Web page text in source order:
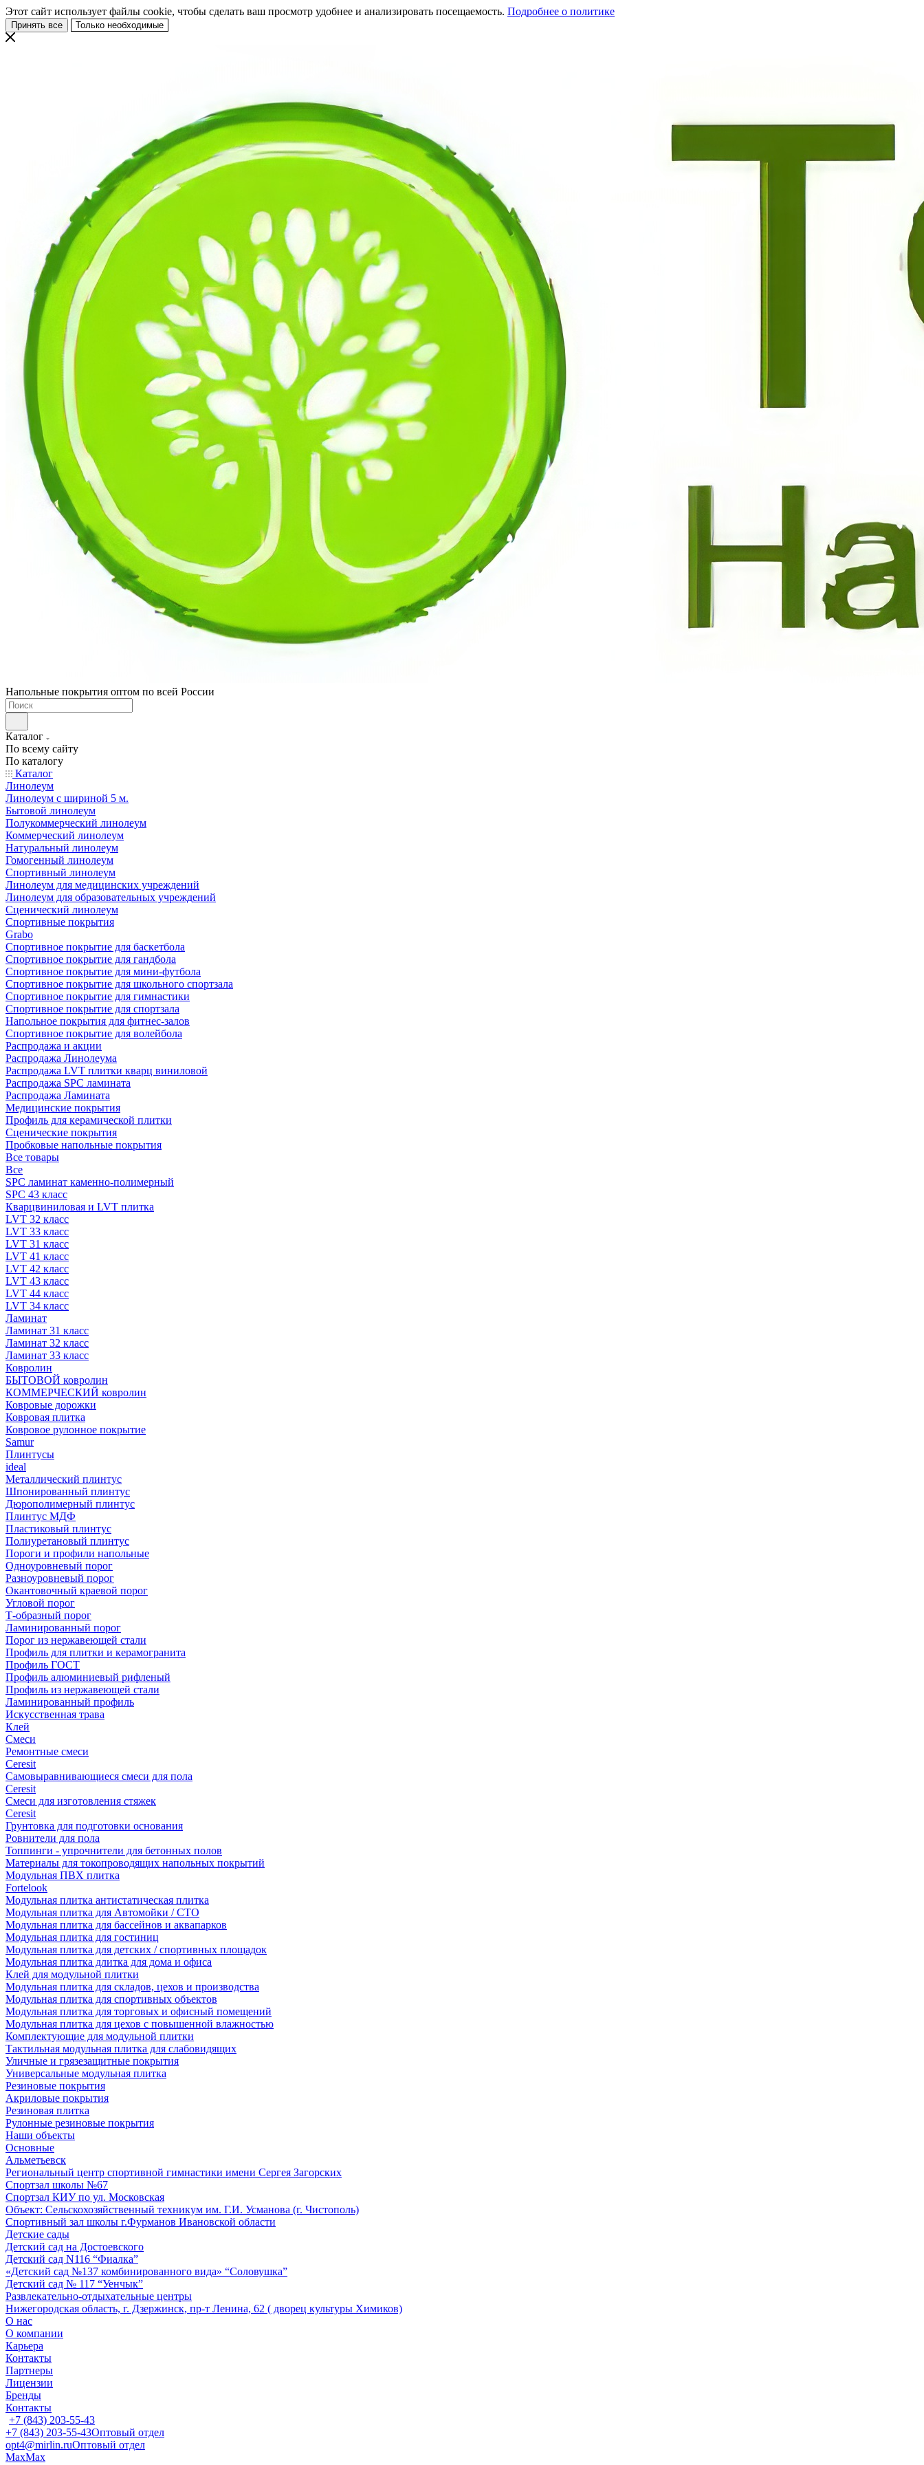
Этот сайт использует файлы cookie, чтобы сделать ваш просмотр удобнее и анализировать посещаемость. Подробнее о политике
Принять все Только необходимые
Напольные покрытия оптом по всей России
Каталог
По всему сайту
По каталогу
Каталог
Линолеум
Линолеум с шириной 5 м.
Бытовой линолеум
Полукоммерческий линолеум
Коммерческий линолеум
Натуральный линолеум
Гомогенный линолеум
Спортивный линолеум
Линолеум для медицинских учреждений
Линолеум для образовательных учреждений
Сценический линолеум
Спортивные покрытия
Grabo
Спортивное покрытие для баскетбола
Спортивное покрытие для гандбола
Спортивное покрытие для мини-футбола
Спортивное покрытие для школьного спортзала
Спортивное покрытие для гимнастики
Спортивное покрытие для спортзала
Напольное покрытия для фитнес-залов
Спортивное покрытие для волейбола
Распродажа и акции
Распродажа Линолеума
Распродажа LVT плитки кварц виниловой
Распродажа SPC ламината
Распродажа Ламината
Медицинские покрытия
Профиль для керамической плитки
Сценические покрытия
Пробковые напольные покрытия
Все товары
Все
SPC ламинат каменно-полимерный
SPC 43 класс
Кварцвиниловая и LVT плитка
LVT 32 класс
LVT 33 класс
LVT 31 класс
LVT 41 класс
LVT 42 класс
LVT 43 класс
LVT 44 класс
LVT 34 класс
Ламинат
Ламинат 31 класс
Ламинат 32 класс
Ламинат 33 класс
Ковролин
БЫТОВОЙ ковролин
КОММЕРЧЕСКИЙ ковролин
Ковровые дорожки
Ковровая плитка
Ковровое рулонное покрытие
Samur
Плинтусы
ideal
Металлический плинтус
Шпонированный плинтус
Дюрополимерный плинтус
Плинтус МДФ
Пластиковый плинтус
Полиуретановый плинтус
Пороги и профили напольные
Одноуровневый порог
Разноуровневый порог
Окантовочный краевой порог
Угловой порог
Т-образный порог
Ламинированный порог
Порог из нержавеющей стали
Профиль для плитки и керамогранита
Профиль ГОСТ
Профиль алюминиевый рифленый
Профиль из нержавеющей стали
Ламинированный профиль
Искусственная трава
Клей
Смеси
Ремонтные смеси
Ceresit
Самовыравнивающиеся смеси для пола
Ceresit
Смеси для изготовления стяжек
Ceresit
Грунтовка для подготовки основания
Ровнители для пола
Топпинги - упрочнители для бетонных полов
Материалы для токопроводящих напольных покрытий
Модульная ПВХ плитка
Fortelook
Модульная плитка антистатическая плитка
Модульная плитка для Автомойки / СТО
Модульная плитка для бассейнов и аквапарков
Модульная плитка для гостиниц
Модульная плитка для детских / спортивных площадок
Модульная плитка длитка для дома и офиса
Клей для модульной плитки
Модульная плитка для складов, цехов и производства
Модульная плитка для спортивных объектов
Модульная плитка для торговых и офисный помещений
Модульная плитка для цехов с повышенной влажностью
Комплектующие для модульной плитки
Тактильная модульная плитка для слабовидящих
Уличные и грязезащитные покрытия
Универсальные модульная плитка
Резиновые покрытия
Акриловые покрытия
Резиновая плитка
Рулонные резиновые покрытия
Наши объекты
Основные
Альметьевск
Региональный центр спортивной гимнастики имени Сергея Загорских
Спортзал школы №67
Спортзал КИУ по ул. Московская
Объект: Сельскохозяйственный техникум им. Г.И. Усманова (г. Чистополь)
Спортивный зал школы г.Фурманов Ивановской области
Детские сады
Детский сад на Достоевского
Детский сад N116 “Фиалка”
«Детский сад №137 комбинированного вида» “Соловушка”
Детский сад № 117 “Уенчык”
Развлекательно-отдыхательные центры
Нижегородская область, г. Дзержинск, пр-т Ленина, 62 ( дворец культуры Химиков)
О нас
О компании
Карьера
Контакты
Партнеры
Лицензии
Бренды
Контакты
+7 (843) 203-55-43
+7 (843) 203-55-43Оптовый отдел
opt4@mirlin.ruОптовый отдел
MaxMax